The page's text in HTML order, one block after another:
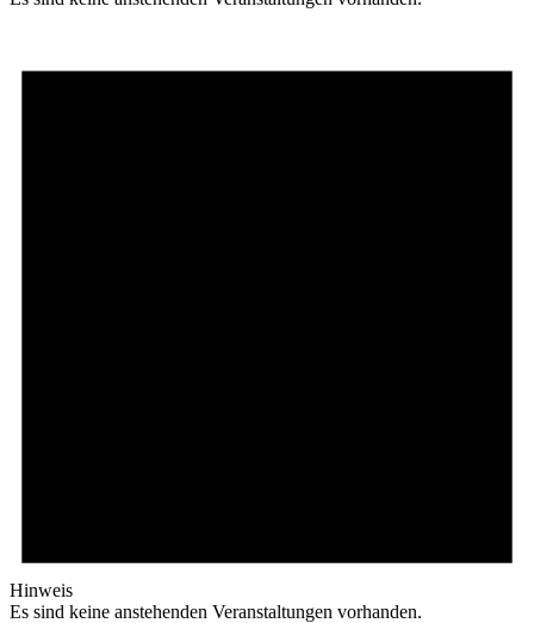
Hinweis
Es sind keine anstehenden Veranstaltungen vorhanden.